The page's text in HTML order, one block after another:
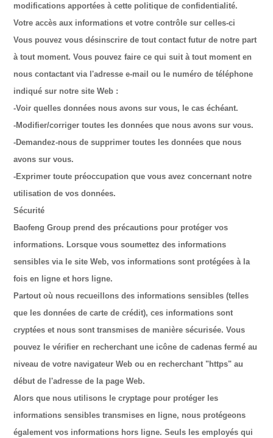
modifications apportées à cette politique de confidentialité.
Votre accès aux informations et votre contrôle sur celles-ci
Vous pouvez vous désinscrire de tout contact futur de notre part
à tout moment. Vous pouvez faire ce qui suit à tout moment en
nous contactant via l'adresse e-mail ou le numéro de téléphone
indiqué sur notre site Web :
-Voir quelles données nous avons sur vous, le cas échéant.
-Modifier/corriger toutes les données que nous avons sur vous.
-Demandez-nous de supprimer toutes les données que nous
avons sur vous.
-Exprimer toute préoccupation que vous avez concernant notre
utilisation de vos données.
Sécurité
Baofeng Group prend des précautions pour protéger vos
informations. Lorsque vous soumettez des informations
sensibles via le site Web, vos informations sont protégées à la
fois en ligne et hors ligne.
Partout où nous recueillons des informations sensibles (telles
que les données de carte de crédit), ces informations sont
cryptées et nous sont transmises de manière sécurisée. Vous
pouvez le vérifier en recherchant une icône de cadenas fermé au
niveau de votre navigateur Web ou en recherchant "https" au
début de l'adresse de la page Web.
Alors que nous utilisons le cryptage pour protéger les
informations sensibles transmises en ligne, nous protégeons
également vos informations hors ligne. Seuls les employés qui